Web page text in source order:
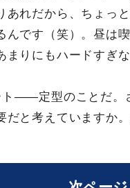
あれだから、ちょっ
んです（笑）。昼は
りにもハードすぎ
——定型のことだ。
だと考えていますか